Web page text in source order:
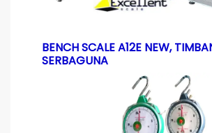
BENCH SCALE A12E NEW,
SERBAGUNA